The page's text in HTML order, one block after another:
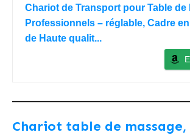
Chariot de Transport pour Table de
Professionnels – réglable, Cadre
de Haute qualit...
Chariot table de massage,